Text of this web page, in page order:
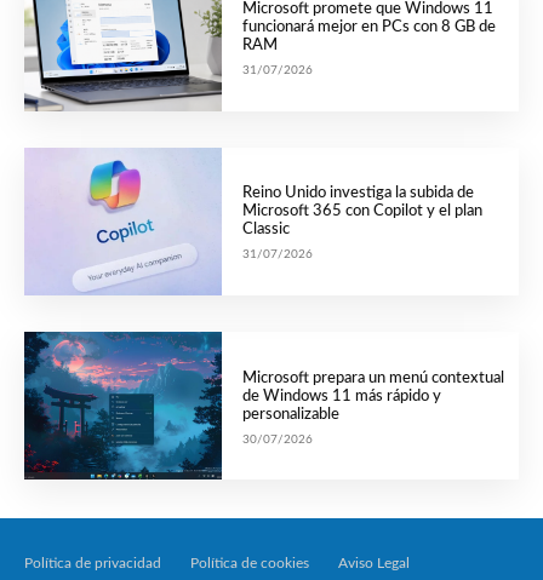
Microsoft promete que Windows 11
funcionará mejor en PCs con 8 GB de
RAM
31/07/2026
Reino Unido investiga la subida de
Microsoft 365 con Copilot y el plan
Classic
31/07/2026
Microsoft prepara un menú contextual
de Windows 11 más rápido y
personalizable
30/07/2026
Política de privacidad Política de cookies Aviso Legal